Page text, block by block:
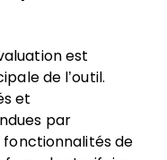
est
de l’outil.
et
par
fonctionnalités de